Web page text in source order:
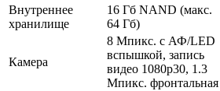
Внутреннее
хранилище
16 Гб NAND (макс.
64 Гб)
Камера
8 Мпикс. с АФ/LED
вспышкой, запись
видео 1080p30, 1.3
Мпикс. фронтальная